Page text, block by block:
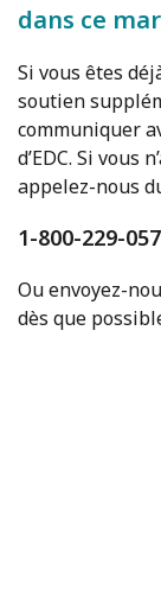
dans ce
Si vous êtes
soutien
communiquer
d’EDC. Si vous
appelez-nous
1-800-229-
Ou envoyez-
dès que